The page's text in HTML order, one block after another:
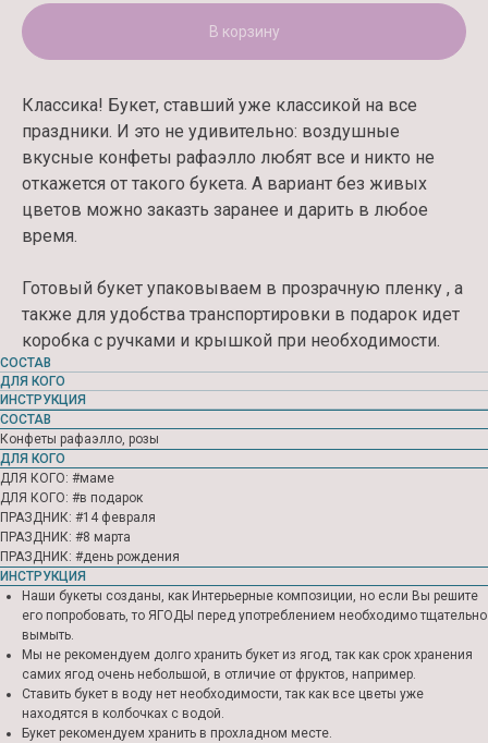
В корзину
Классика! Букет, ставший уже классикой на все
праздники. И это не удивительно: воздушные
вкусные конфеты рафаэлло любят все и никто не
откажется от такого букета. А вариант без живых
цветов можно заказть заранее и дарить в любое
время.
Готовый букет упаковываем в прозрачную пленку , а
также для удобства транспортировки в подарок идет
коробка с ручками и крышкой при необходимости.
СОСТАВ
ДЛЯ КОГО
ИНСТРУКЦИЯ
СОСТАВ
Конфеты рафаэлло, розы
ДЛЯ КОГО
ДЛЯ КОГО: #маме
ДЛЯ КОГО: #в подарок
ПРАЗДНИК: #14 февраля
ПРАЗДНИК: #8 марта
ПРАЗДНИК: #день рождения
ИНСТРУКЦИЯ
Наши букеты созданы, как Интерьерные композиции, но если Вы решите
его попробовать, то ЯГОДЫ перед употреблением необходимо тщательно
вымыть.
Мы не рекомендуем долго хранить букет из ягод, так как срок хранения
самих ягод очень небольшой, в отличие от фруктов, например.
Ставить букет в воду нет необходимости, так как все цветы уже
находятся в колбочках с водой.
Букет рекомендуем хранить в прохладном месте.
ЗАКАЖИТЕ У НАС СВОЙ
ИДЕАЛЬНЫЙ БУКЕТ
Контакты